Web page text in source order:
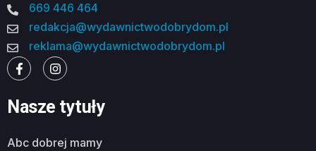
669 446 464
redakcja@wydawnictwodobrydom.pl
reklama@wydawnictwodobrydom.pl
Nasze tytuły
abc dobrej mamy